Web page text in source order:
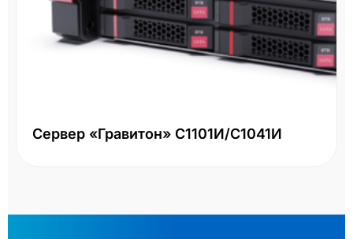
Сервер «Гравитон» С1101И/С1041И